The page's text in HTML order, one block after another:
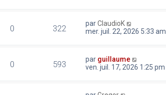
0 322 parClaudioK
mer. juil. 22, 2026 5:33 am
0 593 par guillaume
ven. juil. 17, 2026 1:25 pm